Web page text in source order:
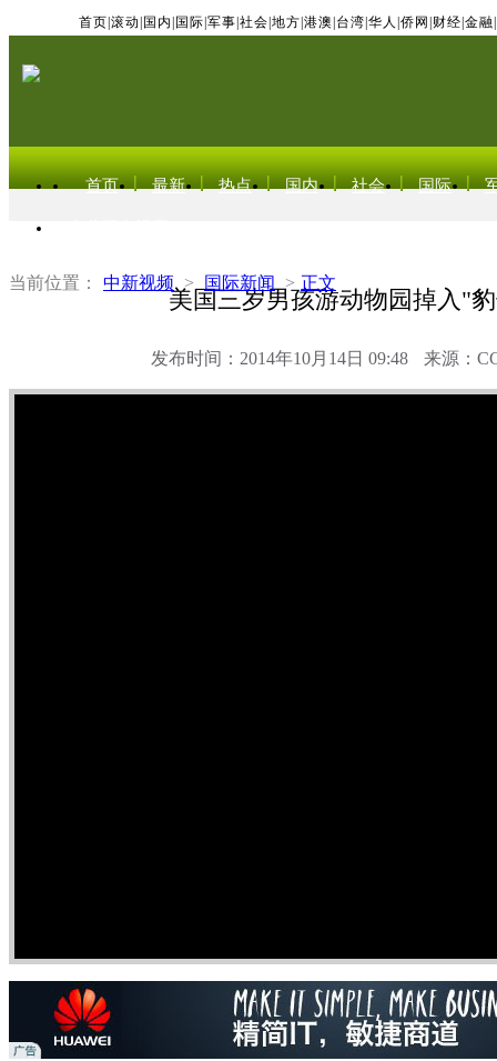
首页 滚动 国内 国际 军事 社会 地方 港澳 台湾 华人 侨网 财经 金融
首页 最新 热点 国内 社会 国际
当前位置： 中新视频 > 国际新闻 > 正文
美国三岁男孩游动物园掉入"
发布时间：2014年10月14日 09:48 来源：